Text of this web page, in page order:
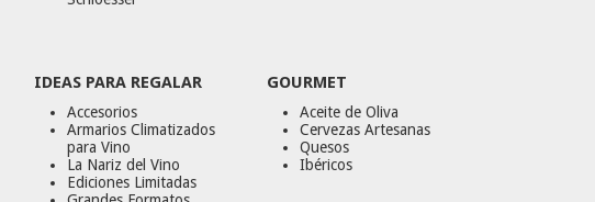
IDEAS PARA REGALAR
Accesorios
Armarios Climatizados
para Vino
La Nariz del Vino
Ediciones Limitadas
GOURMET
Aceite de Oliva
Cervezas Artesanas
Quesos
Ibéricos